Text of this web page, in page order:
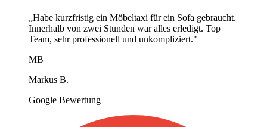
„Habe kurzfristig ein Möbeltaxi für ein Sofa gebraucht.
Innerhalb von zwei Stunden war alles erledigt. Top
Team, sehr professionell und unkompliziert."
MB
Markus B.
Google Bewertung